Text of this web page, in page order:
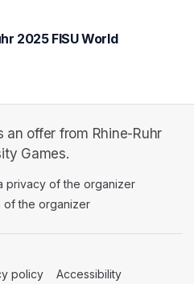
2025 FISU World
an offer from Rhine-Ruhr
Games.
in a new tab)
privacy of the organizer
of the organizer
tab)
policy (opens in a new tab)
Accessibility